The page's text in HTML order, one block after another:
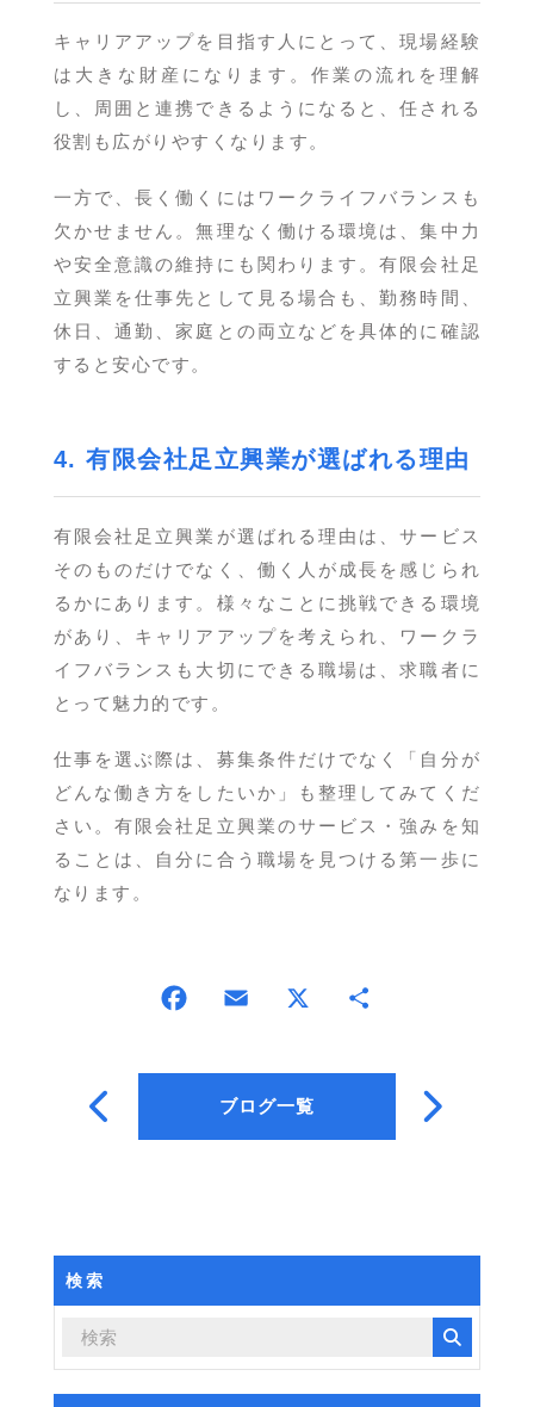
キャリアアップを目指す人にとって、現場経験
は大きな財産になります。作業の流れを理解
し、周囲と連携できるようになると、任される
役割も広がりやすくなります。
一方で、長く働くにはワークライフバランスも
欠かせません。無理なく働ける環境は、集中力
や安全意識の維持にも関わります。有限会社足
立興業を仕事先として見る場合も、勤務時間、
休日、通勤、家庭との両立などを具体的に確認
すると安心です。
4. 有限会社足立興業が選ばれる理由
有限会社足立興業が選ばれる理由は、サービス
そのものだけでなく、働く人が成長を感じられ
るかにあります。様々なことに挑戦できる環境
があり、キャリアアップを考えられ、ワークラ
イフバランスも大切にできる職場は、求職者に
とって魅力的です。
仕事を選ぶ際は、募集条件だけでなく「自分が
どんな働き方をしたいか」も整理してみてくだ
さい。有限会社足立興業のサービス・強みを知
ることは、自分に合う職場を見つける第一歩に
なります。
ブログ一覧
検索